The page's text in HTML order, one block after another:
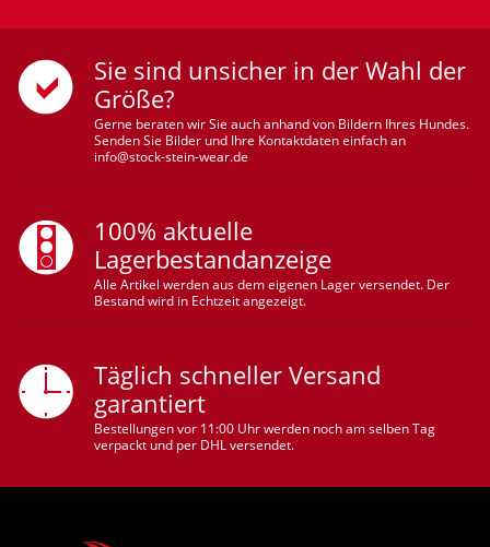
Sie sind unsicher in der Wahl der
Größe?
Gerne beraten wir Sie auch anhand von Bildern Ihres Hundes.
Senden Sie Bilder und Ihre Kontaktdaten einfach an
info@stock-stein-wear.de
100% aktuelle
Lagerbestandanzeige
Alle Artikel werden aus dem eigenen Lager versendet. Der
Bestand wird in Echtzeit angezeigt.
Täglich schneller Versand
garantiert
Bestellungen vor 11:00 Uhr werden noch am selben Tag
verpackt und per DHL versendet.